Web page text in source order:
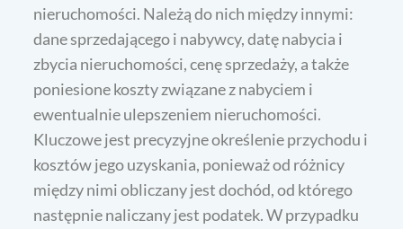
nieruchomości. Należą do nich między innymi:
dane sprzedającego i nabywcy, datę nabycia i
zbycia nieruchomości, cenę sprzedaży, a także
poniesione koszty związane z nabyciem i
ewentualnie ulepszeniem nieruchomości.
Kluczowe jest precyzyjne określenie przychodu i
kosztów jego uzyskania, ponieważ od różnicy
między nimi obliczany jest dochód, od którego
następnie naliczany jest podatek. W przypadku